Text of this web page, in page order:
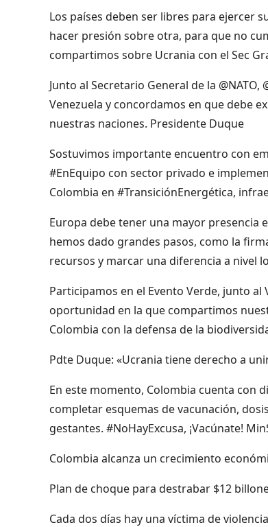
Los países deben ser libres para ejercer
hacer presión sobre otra, para que no
compartimos sobre Ucrania con el Sec
Junto al Secretario General de la
Venezuela y concordamos en que debe
nuestras naciones. Presidente Duque
Sostuvimos importante encuentro con
#EnEquipo con sector privado e
Colombia en #TransiciónEnergética,
Europa debe tener una mayor presencia
hemos dado grandes pasos, como la
recursos y marcar una diferencia a nivel
Participamos en el Evento Verde, junto al
oportunidad en la que compartimos
Colombia con la defensa de la
Pdte Duque: «Ucrania tiene derecho a
En este momento, Colombia cuenta con
completar esquemas de vacunación,
gestantes. #NoHayExcusa, ¡Vacúnate!
Colombia alcanza un crecimiento
Plan de choque para destrabar $12
Cada dos días hay una víctima de